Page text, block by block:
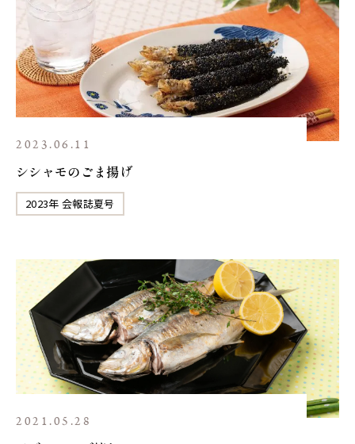
2023.06.11
シシャモのごま揚げ
2023年 会報誌夏号
2021.05.28